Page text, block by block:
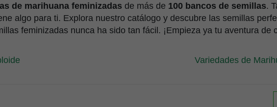
de marihuana feminizadas de más de 100 bancos de semillas.
algo para ti. Explora nuestro catálogo y descubre las semillas
feminizadas nunca ha sido tan fácil. ¡Empieza ya tu aventura de
Variedades de